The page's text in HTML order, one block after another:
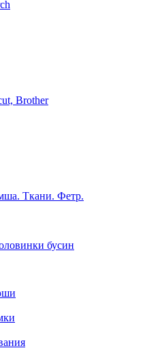
Brother
Ткани. Фетр.
бусин